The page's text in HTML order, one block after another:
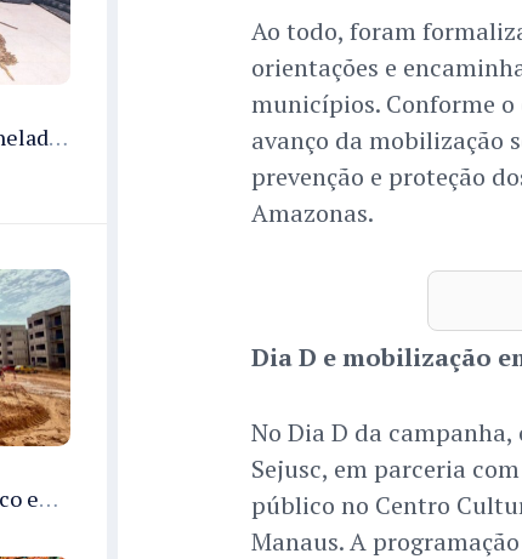
PMAM apreende 16,6 toneladas de entorpecentes e registra aumento nas prisões em flagrante e nas capturas de foragidos no primeiro semestre de 2026
Licenciamento urbanístico em Manaus registra alta de 73% e 726,5 mil m² no primeiro semestre de 2026
Ao todo, foram
orientações e
municípios. Conforme
avanço da mobilização
prevenção e proteção
Amazonas.
Dia D e mobilização
No Dia D da
Sejusc, em parceria
público no Centro
Manaus. A